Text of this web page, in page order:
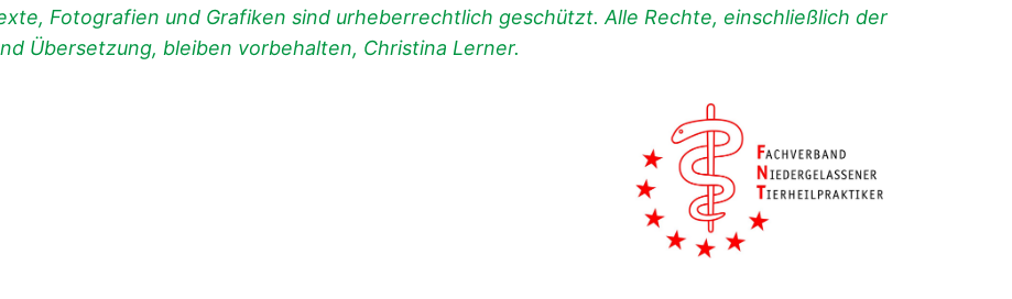
Fotografien und Grafiken sind urheberrechtlich geschützt. Alle Rechte, einschließlich der
Übersetzung, bleiben vorbehalten, Christina Lerner.